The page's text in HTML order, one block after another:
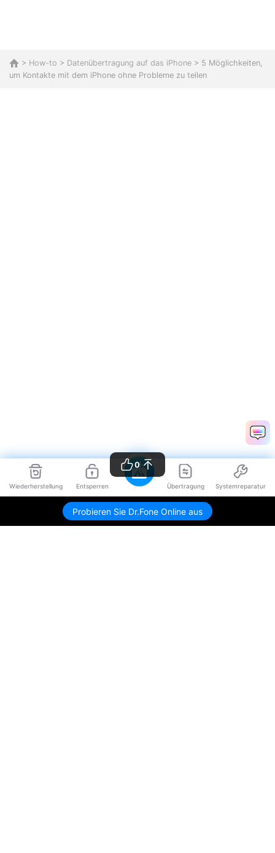
Wiederherstellung Entsperren Übertragung Systemreparatur
Probieren Sie Dr.Fone Online aus
> How-to > Datenübertragung auf das iPhone > 5 Möglichkeiten,
um Kontakte mit dem iPhone ohne Probleme zu teilen
0